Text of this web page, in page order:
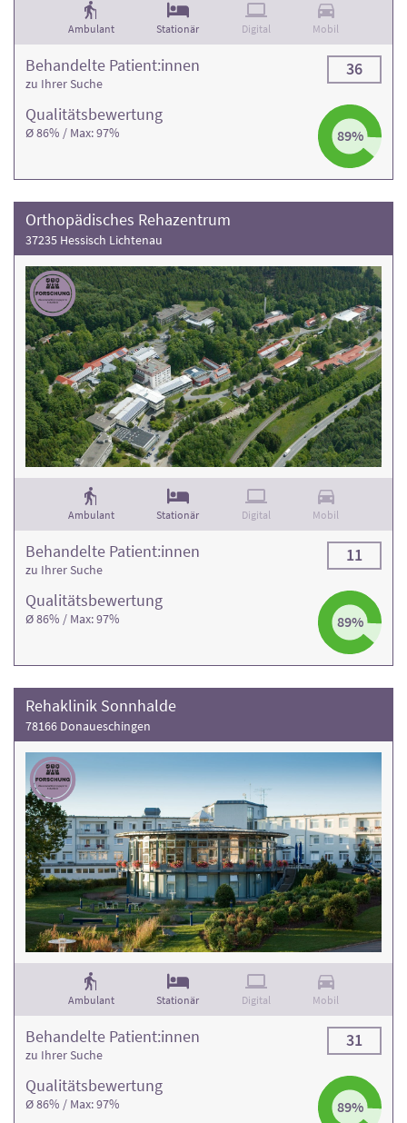
Ambulant Stationär Digital Mobil
Qualitäts­bewertung
Ø 86% / Max: 97% 89%
Behandelte Patient:innen
zu Ihrer Suche
36
Orthopädisches Rehazentrum
37235 Hessisch Lichtenau
Ambulant Stationär Digital Mobil
Qualitäts­bewertung
Ø 86% / Max: 97% 89%
Behandelte Patient:innen
zu Ihrer Suche
11
Rehaklinik Sonnhalde
78166 Donaueschingen
Ambulant Stationär Digital Mobil
Qualitäts­bewertung
Ø 86% / Max: 97% 89%
Behandelte Patient:innen
zu Ihrer Suche
31